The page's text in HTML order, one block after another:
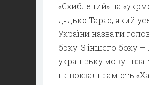
«Схиблений» на
дядько Тарас, який
України назвати
боку. З іншого боку —
українську мову і
на вокзалі: замість